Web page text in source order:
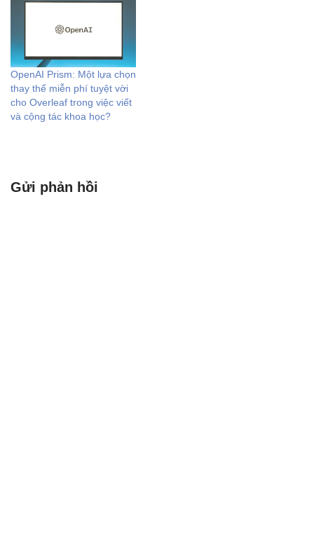
chức. Một nền tảng được
dễ bảo trì, khả năng…
OpenAI Prism: Một lựa chọn
thay thế miễn phí tuyệt vời
cho Overleaf trong việc viết
và cộng tác khoa học?
Gửi phản hồi